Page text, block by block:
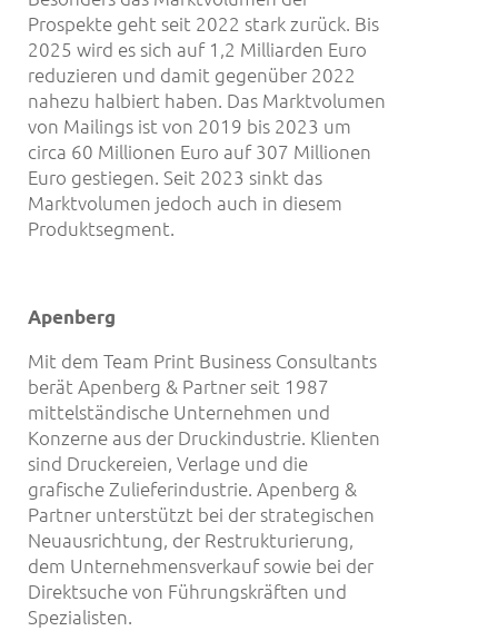
Prospekte geht seit 2022 stark zurück. Bis
2025 wird es sich auf 1,2 Milliarden Euro
reduzieren und damit gegenüber 2022
nahezu halbiert haben. Das Marktvolumen
von Mailings ist von 2019 bis 2023 um
circa 60 Millionen Euro auf 307 Millionen
Euro gestiegen. Seit 2023 sinkt das
Marktvolumen jedoch auch in diesem
Produktsegment.
Apenberg
Mit dem Team Print Business Consultants
berät Apenberg & Partner seit 1987
mittelständische Unternehmen und
Konzerne aus der Druckindustrie. Klienten
sind Druckereien, Verlage und die
grafische Zulieferindustrie. Apenberg &
Partner unterstützt bei der strategischen
Neuausrichtung, der Restrukturierung,
dem Unternehmensverkauf sowie bei der
Direktsuche von Führungskräften und
Spezialisten.